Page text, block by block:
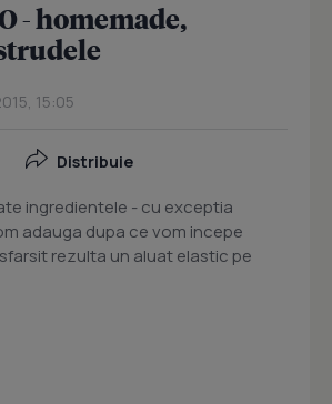
- homemade,
15:05
Distribuie
ingredientele - cu exceptia
adauga dupa ce vom incepe
rezulta un aluat elastic pe